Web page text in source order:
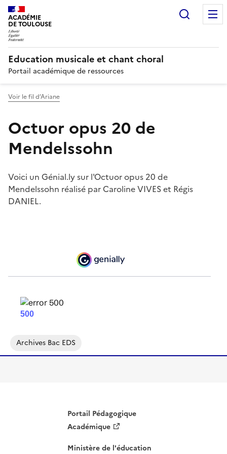
ACADÉMIE
DE TOULOUSE
Education musicale et chant choral
Portail académique de ressources
Voir le fil d’Ariane
Octuor opus 20 de
Mendelssohn
Voici un Génial.ly sur l'Octuor opus 20 de
Mendelssohn réalisé par Caroline VIVES et Régis
DANIEL.
Archives Bac EDS
Portail Pédagogique
Académique
Ministère de l'éducation